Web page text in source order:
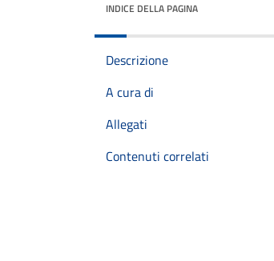
INDICE DELLA PAGINA
Descrizione
A cura di
Allegati
Contenuti correlati